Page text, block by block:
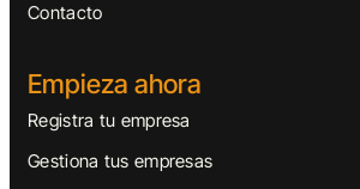
Contacto
Empieza ahora
Registra tu empresa
Gestiona tus empresas